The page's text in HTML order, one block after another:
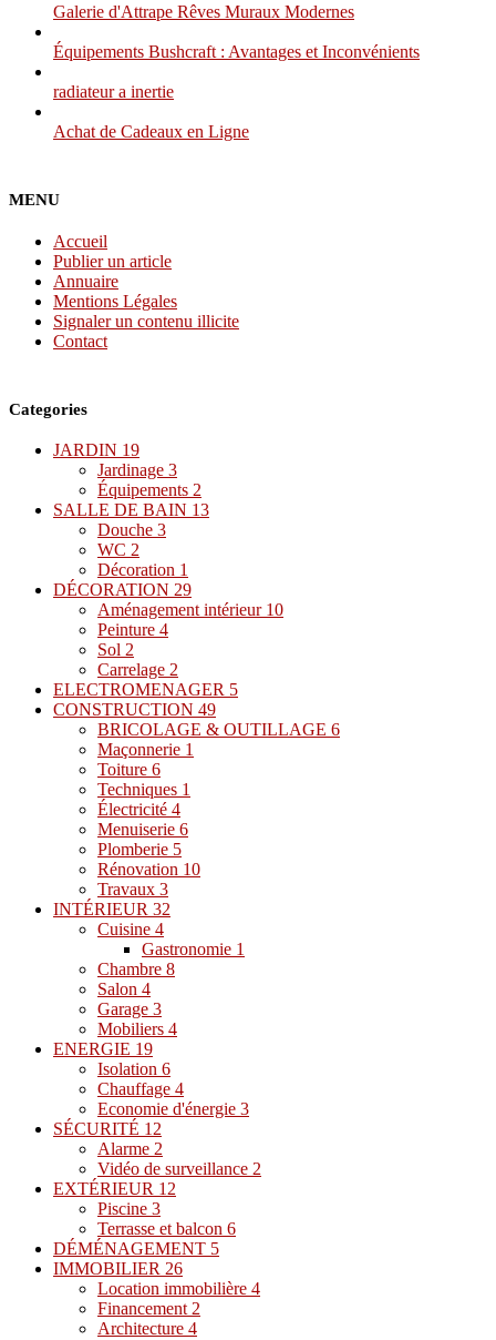
Galerie d'Attrape Rêves Muraux Modernes
Équipements Bushcraft : Avantages et Inconvénients
radiateur a inertie
Achat de Cadeaux en Ligne
MENU
Accueil
Publier un article
Annuaire
Mentions Légales
Signaler un contenu illicite
Contact
Categories
JARDIN 19
Jardinage 3
Équipements 2
SALLE DE BAIN 13
Douche 3
WC 2
Décoration 1
DÉCORATION 29
Aménagement intérieur 10
Peinture 4
Sol 2
Carrelage 2
ELECTROMENAGER 5
CONSTRUCTION 49
BRICOLAGE & OUTILLAGE 6
Maçonnerie 1
Toiture 6
Techniques 1
Électricité 4
Menuiserie 6
Plomberie 5
Rénovation 10
Travaux 3
INTÉRIEUR 32
Cuisine 4
Gastronomie 1
Chambre 8
Salon 4
Garage 3
Mobiliers 4
ENERGIE 19
Isolation 6
Chauffage 4
Economie d'énergie 3
SÉCURITÉ 12
Alarme 2
Vidéo de surveillance 2
EXTÉRIEUR 12
Piscine 3
Terrasse et balcon 6
DÉMÉNAGEMENT 5
IMMOBILIER 26
Location immobilière 4
Financement 2
Architecture 4